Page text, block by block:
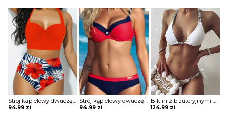
Strój kapielowy dwuczęściowy z topem i drapowanymi majtkami z wysokim stanem
94.99 zł
Strój kąpielowy dwuczęściowy sportowy
94.99 zł
Bikini z biżuteryjnymi kamieniami
124.99 zł